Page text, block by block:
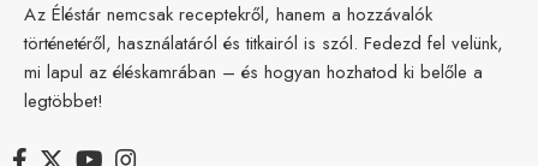
Az Éléstár nemcsak receptekről, hanem a hozzávalók
történetéről, használatáról és titkairól is szól. Fedezd fel velünk,
mi lapul az éléskamrában – és hogyan hozhatod ki belőle a
legtöbbet!